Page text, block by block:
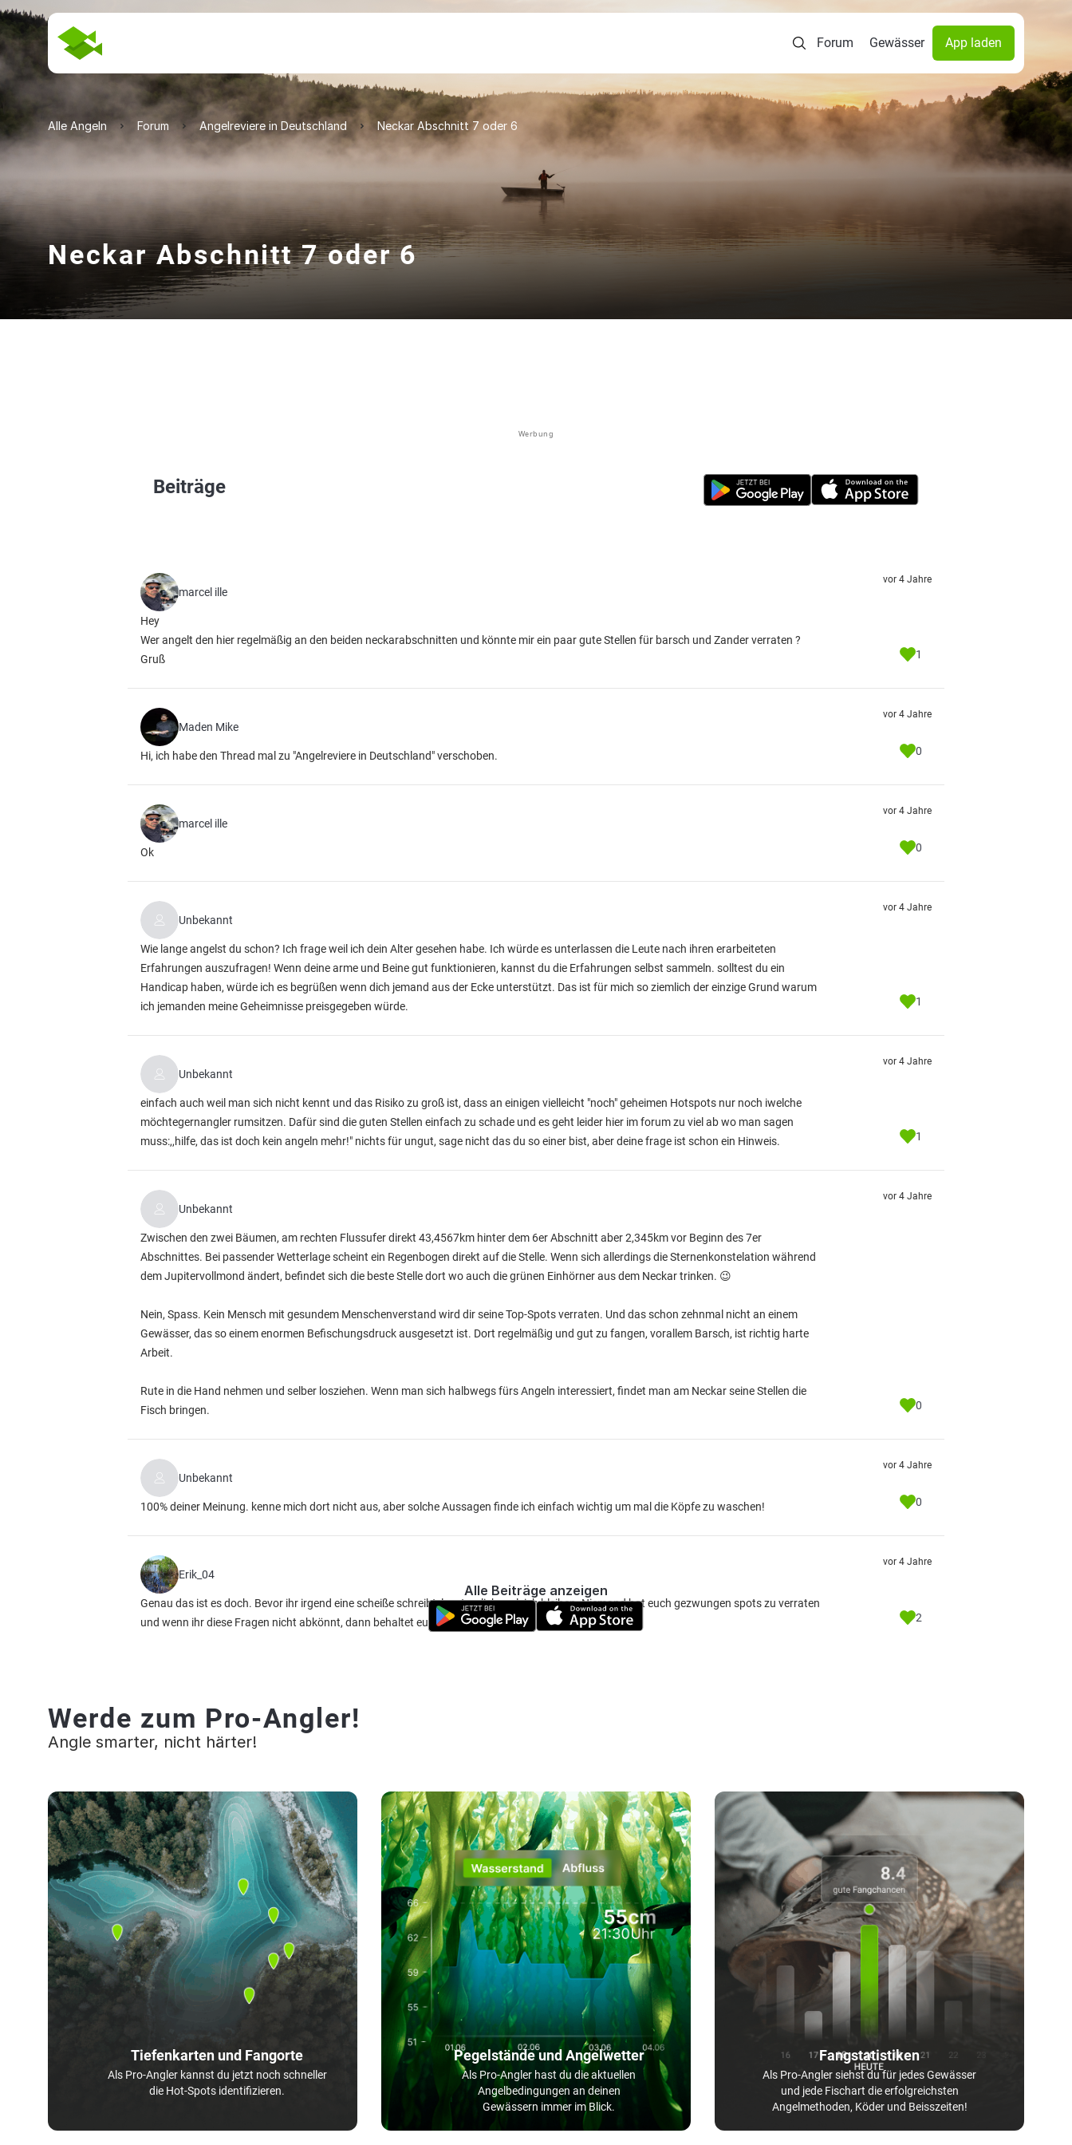
Forum Gewässer App laden
Alle Angeln Forum Angelreviere in Deutschland Neckar Abschnitt 7 oder 6
Neckar Abschnitt 7 oder 6
Werbung
Beiträge
marcel ille
Hey
Wer angelt den hier regelmäßig an den beiden neckarabschnitten und könnte mir ein paar gute Stellen für barsch und Zander verraten ?
Gruß
vor 4 Jahre
1
Maden Mike
Hi, ich habe den Thread mal zu "Angelreviere in Deutschland" verschoben.
vor 4 Jahre
0
marcel ille
Ok
vor 4 Jahre
0
Unbekannt
Wie lange angelst du schon? Ich frage weil ich dein Alter gesehen habe. Ich würde es unterlassen die Leute nach ihren erarbeiteten
Erfahrungen auszufragen! Wenn deine arme und Beine gut funktionieren, kannst du die Erfahrungen selbst sammeln. solltest du ein
Handicap haben, würde ich es begrüßen wenn dich jemand aus der Ecke unterstützt. Das ist für mich so ziemlich der einzige Grund warum
ich jemanden meine Geheimnisse preisgegeben würde.
vor 4 Jahre
1
Unbekannt
einfach auch weil man sich nicht kennt und das Risiko zu groß ist, dass an einigen vielleicht "noch" geheimen Hotspots nur noch iwelche
möchtegernangler rumsitzen. Dafür sind die guten Stellen einfach zu schade und es geht leider hier im forum zu viel ab wo man sagen
muss:,,hilfe, das ist doch kein angeln mehr!" nichts für ungut, sage nicht das du so einer bist, aber deine frage ist schon ein Hinweis.
vor 4 Jahre
1
Unbekannt
Zwischen den zwei Bäumen, am rechten Flussufer direkt 43,4567km hinter dem 6er Abschnitt aber 2,345km vor Beginn des 7er
Abschnittes. Bei passender Wetterlage scheint ein Regenbogen direkt auf die Stelle. Wenn sich allerdings die Sternenkonstelation während
dem Jupitervollmond ändert, befindet sich die beste Stelle dort wo auch die grünen Einhörner aus dem Neckar trinken. 😉
Nein, Spass. Kein Mensch mit gesundem Menschenverstand wird dir seine Top-Spots verraten. Und das schon zehnmal nicht an einem
Gewässer, das so einem enormen Befischungsdruck ausgesetzt ist. Dort regelmäßig und gut zu fangen, vorallem Barsch, ist richtig harte
Arbeit.
Rute in die Hand nehmen und selber losziehen. Wenn man sich halbwegs fürs Angeln interessiert, findet man am Neckar seine Stellen die
Fisch bringen.
vor 4 Jahre
0
Unbekannt
100% deiner Meinung. kenne mich dort nicht aus, aber solche Aussagen finde ich einfach wichtig um mal die Köpfe zu waschen!
vor 4 Jahre
0
Erik_04
Genau das ist es doch. Bevor ihr irgend eine scheiße schreibt, lasst es lieber gleich bleiben. Niemand hat euch gezwungen spots zu verraten
und wenn ihr diese Fragen nicht abkönnt, dann behaltet euren Blödsinn für euch
vor 4 Jahre
2
Alle Beiträge anzeigen
Werde zum Pro-Angler!
Angle smarter, nicht härter!
Tiefenkarten und Fangorte
Als Pro-Angler kannst du jetzt noch schneller
die Hot-Spots identifizieren.
Pegelstände und Angelwetter
Als Pro-Angler hast du die aktuellen
Angelbedingungen an deinen
Gewässern immer im Blick.
Fangstatistiken
Als Pro-Angler siehst du für jedes Gewässer
und jede Fischart die erfolgreichsten
Angelmethoden, Köder und Beisszeiten!